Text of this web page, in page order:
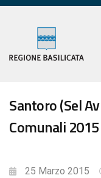
Santoro (Sel
Comunali 2015
25 Marzo 2015